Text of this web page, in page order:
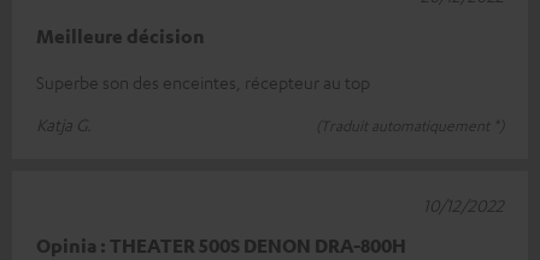
Meilleure décision
Superbe son des enceintes, récepteur au top
Katja G.
(Traduit automatiquement *)
Opinia : THEATER 500S DENON DRA-800H
10/12/2022